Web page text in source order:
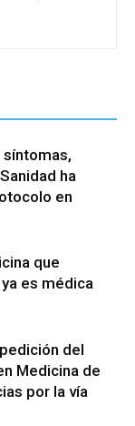
síntomas,
ha
en
que
es médica
del
Medicina de
por la vía